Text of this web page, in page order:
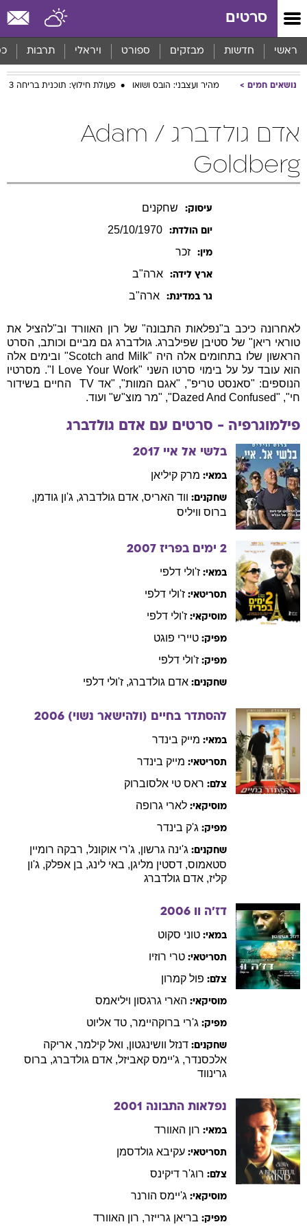
סרטים
ראשי חדשות מבזקים ספורט ויראלי תרבות
נושאים חמים מהיר ועצבני: הובס ושואו פעולת חילוץ: תוכנית בריחה 3
אדם גולדברג / Adam
Goldberg
עיסוק: שחקנים
יום הולדת: 25/10/1970
מין: זכר
ארץ לידה: ארה"ב
גר במדינת: ארה"ב
לאחרונה כיכב ב"נפלאות התבונה" של רון האוורד וב"להציל את
טוראי ריאן" של סטיבן שפילברג. גולדברג גם מביים וכותב, הסרט
הראשון שלו בתחומים אלה היה "Scotch and Milk" ובימים אלה
הוא עובד על על בימוי סרטו השני "I Love Your Work". מסרטיו
הנוספים: "סאנסט טריפ", "אגם המוות", "אד TV  החיים בשידור
חי", "Dazed And Confused", "מר מוצ"ש" ועוד.
פילמוגרפיה - סרטים עם אדם גולדברג
בלשי אל איי 2017
במאי: מרק קיליאן
שחקנים: ווד האריס, אדם גולדברג, ג'ון גודמן,
ברוס וויליס
2 ימים בפריז 2007
במאי: ז'ולי דלפי
תסריטאי: ז'ולי דלפי
מוסיקאי: ז'ולי דלפי
מפיק: טיירי פוגט
מפיק: ז'ולי דלפי
שחקנים: אדם גולדברג, ז'ולי דלפי
להסתדר בחיים (ולהישאר נשוי) 2006
במאי: מייק בינדר
תסריטאי: מייק בינדר
צלם: ראס טי אלסוברוק
מוסיקאי: לארי גרופה
מפיק: ג'ק בינדר
שחקנים: ג'ינה גרשון, ג'רי אוקונל, רבקה רומיין
סטאמוס, דסטין מליגן, באי לינג, בן אפלק, ג'ון
קליז, אדם גולדברג
דז'ה וו 2006
במאי: טוני סקוט
תסריטאי: טרי רוזיו
צלם: פול קמרון
מוסיקאי: הארי גרגסון ויליאמס
מפיק: ג'רי ברוקהיימר, טד אליוט
שחקנים: דנזל וושינגטון, ואל קילמר, אריקה
אלכסנדר, ג'יימס קאביזל, אדם גולדברג, ברוס
גרינווד
נפלאות התבונה 2001
במאי: רון האוורד
תסריטאי: עקיבא גולדסמן
צלם: רוג'ר דיקינס
מוסיקאי: ג'יימס הורנר
מפיק: בריאן גרייזר, רון האוורד